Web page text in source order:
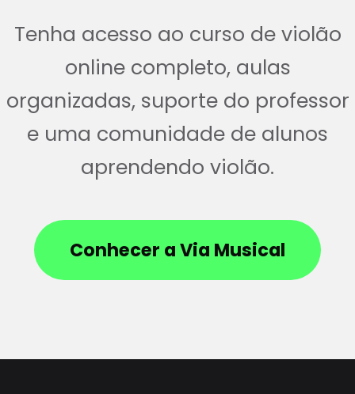
Tenha acesso ao curso de violão
online completo, aulas
organizadas, suporte do professor
e uma comunidade de alunos
aprendendo violão.
Conhecer a Via Musical